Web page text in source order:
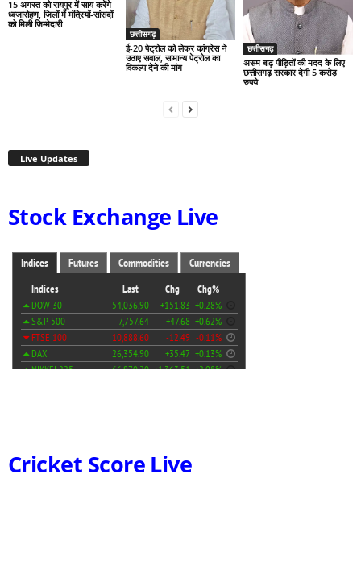
15 अगस्त को रायपुर में साय करेंगे
ध्वजारोहण, जिलों में मंत्रियों-सांसदों
को मिली जिम्मेदारी
छत्तीसगढ़
ई-20 पेट्रोल को लेकर कांग्रेस ने
उठाए सवाल, सामान्य पेट्रोल का
विकल्प देने की मांग
छत्तीसगढ़
असम बाढ़ पीड़ितों की मदद के लिए
छत्तीसगढ़ सरकार देगी 5 करोड़
रुपये
Live Updates
Stock Exchange Live
Cricket Score Live